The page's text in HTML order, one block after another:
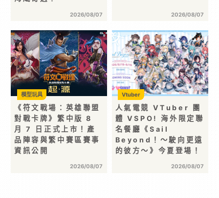
2026/08/07 2026/08/07
《符文戰場：英雄聯盟
對戰卡牌》繁中版 8
月 7 日正式上市！產
品陣容與繁中賽區賽事
資訊公開
2026/08/07
模型玩具
人氣電競 VTuber 團
體 VSPO! 海外限定聯
名餐廳《Sail
Beyond！～駛向更遠
的彼方～》今夏登場！
2026/08/07
Vtuber